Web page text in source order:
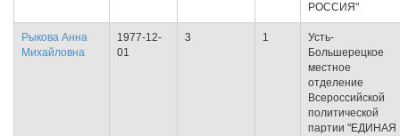
РОССИЯ"
Рыкова Анна
Михайловна
1977-12-
01
3 1
Усть-
Большерецкое
местное
отделение
Всероссийской
политической
партии "ЕДИНАЯ